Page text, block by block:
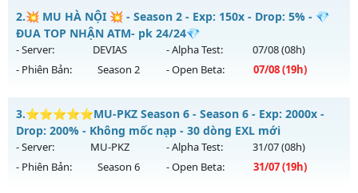
MU HỎA LONG 6.9 - 🌍 Website: https://muhoalong.pro
Mu mới ra tháng 08 2026 - Mở máy chủ
https://facebook.com/muhoalongvào 19h ngày
01/08/2626
Kiểu reset: Non Reset
Thể loại: Mu Nguyên bản Webzen
Antihack: XShield
2.💥 MU HÀ NỘI 💥 - Season 2 - Exp: 150x - Drop: 5% - 💎
ĐUA TOP NHẬN ATM- pk 24/24💎
- Server: DEVIAS - Alpha Test: 07/08(08h)
- Phiên Bản:
Season 2 - Open Beta: 07/08(19h)
💥 MU HÀ NỘI 💥 - 💎 ĐUA TOP NHẬN ATM- pk 24/24💎
Mu mới ra tháng 08 2026 - Mở máy chủ DEVIASvào 19h
ngày 07/08/2626
Exp: 150x - Drop: 5%
3.⭐⭐⭐⭐⭐MU-PKZ Season 6 - Season 6 - Exp: 2000x -
Drop: 200% - Không mốc nạp - 30 dòng EXL mới
- Server: MU-PKZ - Alpha Test: 31/07(08h)
- Phiên Bản:
Season 6 - Open Beta: 31/07(19h)